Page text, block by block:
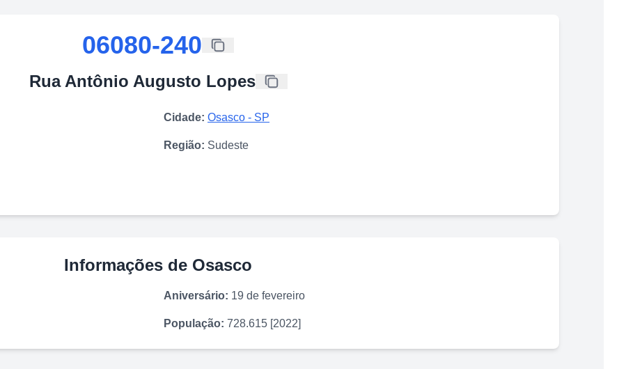
06080-240
Rua Antônio Augusto Lopes
Cidade: Osasco - SP
Região: Sudeste
Informações de Osasco
Aniversário: 19 de fevereiro
População: 728.615 [2022]